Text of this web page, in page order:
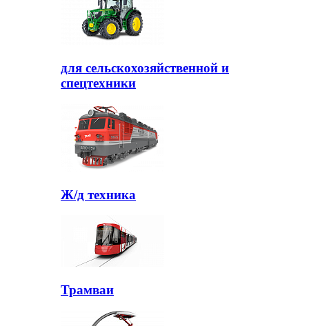
для сельскохозяйственной и
спецтехники
Ж/д техника
Трамваи